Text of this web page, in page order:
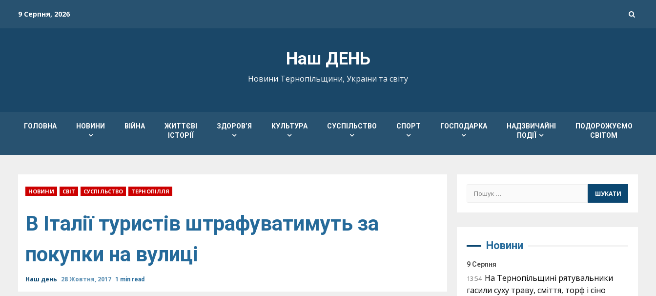
9 Серпня, 2026
Наш ДЕНЬ
Новини Тернопільщини, України та світу
ГОЛОВНА НОВИНИ ВІЙНА
ЖИТТЄВІ
ІСТОРІЇ
ЗДОРОВ’Я КУЛЬТУРА СУСПІЛЬСТВО СПОРТ ГОСПОДАРКА
НАДЗВИЧАЙНІ
ПОДІЇ
ПОДОРОЖУЄМО
СВІТОМ
НОВИНИ СВІТ СУСПІЛЬСТВО ТЕРНОПІЛЛЯ
В Італії туристів штрафуватимуть за
покупки на вулиці
Наш день 28 Жовтня, 2017 1 min read
Пошук:
Новини
9 Серпня
13:54 На Тернопільщині рятувальники
гасили суху траву, сміття, торф і сіно